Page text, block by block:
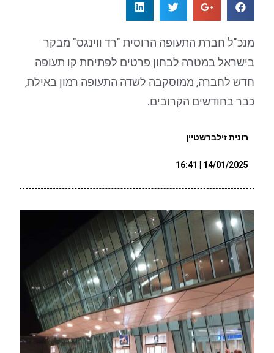
מנכ"ל חברת התעופה הרוסית "רד ווינגס" מבקר
בישראל במטרה לבחון פרטים לפתיחת קו תעופה
חדש לחברה, ממוסקבה לשדה התעופה רמון באילת,
כבר בחודשים הקרובים.
רונית זילברשטיין
14/01/2025 | 16:41